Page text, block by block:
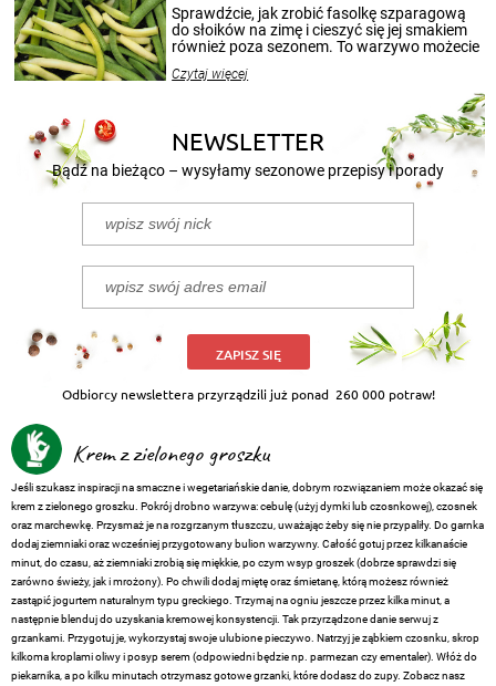
patenty, które pozwolą zachować świeżość
przetworów.
Sprawdźcie, jak zrobić fasolkę szparagową
do słoików na zimę i cieszyć się jej smakiem
również poza sezonem. To warzywo możecie
nasze propozycje!
Czytaj więcej
NEWSLETTER
Bądź na bieżąco – wysyłamy sezonowe przepisy i porady
ZAPISZ SIĘ
Odbiorcy newslettera przyrządzili już ponad 260 000 potraw!
Krem z zielonego groszku
Jeśli szukasz inspiracji na smaczne i wegetariańskie danie, dobrym rozwiązaniem może okazać się
krem z zielonego groszku. Pokrój drobno warzywa: cebulę (użyj dymki lub czosnkowej), czosnek
oraz marchewkę. Przysmaż je na rozgrzanym tłuszczu, uważając żeby się nie przypaliły. Do garnka
dodaj ziemniaki oraz wcześniej przygotowany bulion warzywny. Całość gotuj przez kilkanaście
minut, do czasu, aż ziemniaki zrobią się miękkie, po czym wsyp groszek (dobrze sprawdzi się
zarówno świeży, jak i mrożony). Po chwili dodaj miętę oraz śmietanę, którą możesz również
zastąpić jogurtem naturalnym typu greckiego. Trzymaj na ogniu jeszcze przez kilka minut, a
następnie blenduj do uzyskania kremowej konsystencji. Tak przyrządzone danie serwuj z
grzankami. Przygotuj je, wykorzystaj swoje ulubione pieczywo. Natrzyj je ząbkiem czosnku, skrop
kilkoma kroplami oliwy i posyp serem (odpowiedni będzie np. parmezan czy ementaler). Włóż do
piekarnika, a po kilku minutach otrzymasz gotowe grzanki, które dodasz do zupy. Zobacz nasz